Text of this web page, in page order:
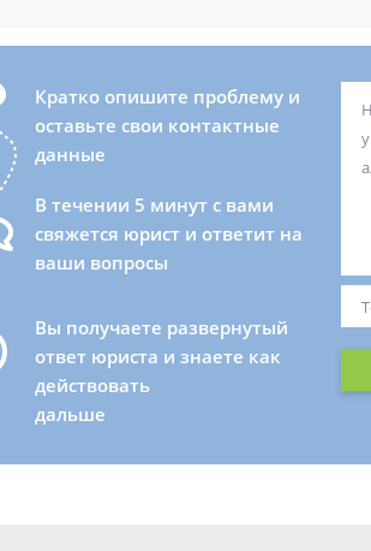
Кратко опишите проблему и
оставьте свои контактные
данные
В течении 5 минут с вами
свяжется юрист и ответит на
ваши вопросы
Вы получаете развернутый
ответ юриста и знаете как
действовать
дальше